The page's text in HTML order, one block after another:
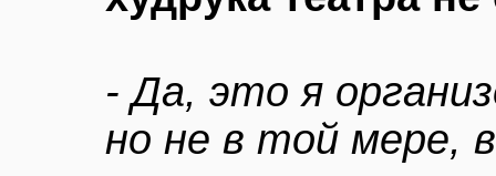
- Да, это я
но не в той мере,